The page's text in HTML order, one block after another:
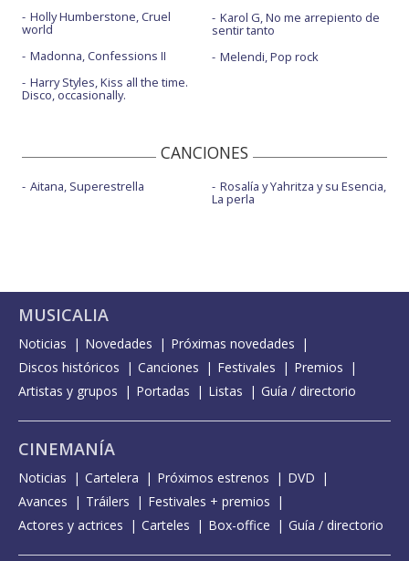
Holly Humberstone, Cruel
world
Madonna, Confessions II
Harry Styles, Kiss all the time.
Disco, occasionally.
Karol G, No me arrepiento de
sentir tanto
Melendi, Pop rock
CANCIONES
Aitana, Superestrella Rosalía y Yahritza y su Esencia,
La perla
MUSICALIA
Noticias Novedades
Próximas novedades
Discos históricos
Canciones Festivales
Premios
Artistas y grupos
Portadas Listas Guía / directorio
CINEMANÍA
Noticias Cartelera Próximos estrenos
DVD
Avances
Tráilers
Festivales + premios
Actores y actrices
Carteles Box-office Guía / directorio